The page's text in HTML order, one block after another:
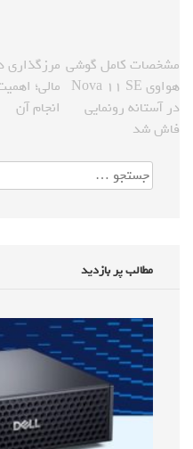
مرزگذاری
مالی؛
انجام آن
مشخصات کامل گوشی
هواوی Nova ۱۱ SE
در آستانه رونمایی
فاش شد
مطالب پر بازدید